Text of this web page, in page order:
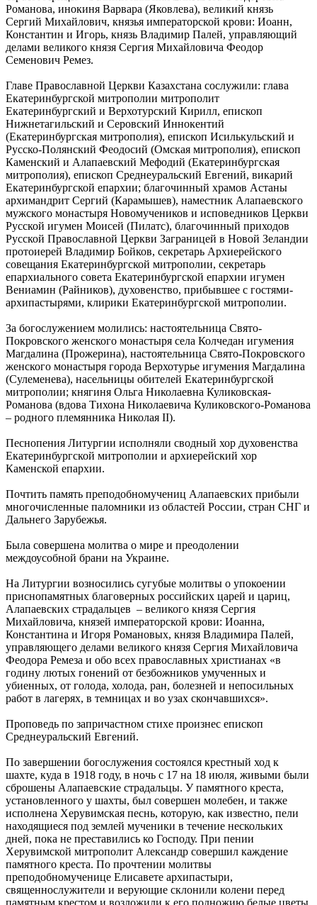
Романова, инокиня Варвара (Яковлева), великий князь
Сергий Михайлович, князья императорской крови: Иоанн,
Константин и Игорь, князь Владимир Палей, управляющий
делами великого князя Сергия Михайловича Феодор
Семенович Ремез.
Главе Православной Церкви Казахстана сослужили: глава
Екатеринбургской митрополии митрополит
Екатеринбургский и Верхотурский Кирилл, епископ
Нижнетагильский и Серовский Иннокентий
(Екатеринбургская митрополия), епископ Исилькульский и
Русско-Полянский Феодосий (Омская митрополия), епископ
Каменский и Алапаевский Мефодий (Екатеринбургская
митрополия), епископ Среднеуральский Евгений, викарий
Екатеринбургской епархии; благочинный храмов Астаны
архимандрит Сергий (Карамышев), наместник Алапаевского
мужского монастыря Новомучеников и исповедников Церкви
Русской игумен Моисей (Пилатс), благочинный приходов
Русской Православной Церкви Заграницей в Новой Зеландии
протоиерей Владимир Бойков, секретарь Архиерейского
совещания Екатеринбургской митрополии, секретарь
епархиального совета Екатеринбургской епархии игумен
Вениамин (Райников), духовенство, прибывшее с гостями-
архипастырями, клирики Екатеринбургской митрополии.
За богослужением молились: настоятельница Свято-
Покровского женского монастыря села Колчедан игумения
Магдалина (Прожерина), настоятельница Свято-Покровского
женского монастыря города Верхотурье игумения Магдалина
(Сулеменева), насельницы обителей Екатеринбургской
митрополии; княгиня Ольга Николаевна Куликовская-
Романова (вдова Тихона Николаевича Куликовского-Романова
– родного племянника Николая II).
Песнопения Литургии исполняли сводный хор духовенства
Екатеринбургской митрополии и архиерейский хор
Каменской епархии.
Почтить память преподобномучениц Алапаевских прибыли
многочисленные паломники из областей России, стран СНГ и
Дальнего Зарубежья.
Была совершена молитва о мире и преодолении
междоусобной брани на Украине.
На Литургии возносились сугубые молитвы о упокоении
приснопамятных благоверных российских царей и цариц,
Алапаевских страдальцев – великого князя Сергия
Михайловича, князей императорской крови: Иоанна,
Константина и Игоря Романовых, князя Владимира Палей,
управляющего делами великого князя Сергия Михайловича
Феодора Ремеза и обо всех православных христианах «в
годину лютых гонений от безбожников умученных и
убиенных, от голода, холода, ран, болезней и непосильных
работ в лагерях, в темницах и во узах скончавшихся».
Проповедь по запричастном стихе произнес епископ
Среднеуральский Евгений.
По завершении богослужения состоялся крестный ход к
шахте, куда в 1918 году, в ночь с 17 на 18 июля, живыми были
сброшены Алапаевские страдальцы. У памятного креста,
установленного у шахты, был совершен молебен, и также
исполнена Херувимская песнь, которую, как известно, пели
находящиеся под землей мученики в течение нескольких
дней, пока не преставились ко Господу. При пении
Херувимской митрополит Александр совершил каждение
памятного креста. По прочтении молитвы
преподобномученице Елисавете архипастыри,
священнослужители и верующие склонили колени перед
памятным крестом и возложили к его подножию белые цветы